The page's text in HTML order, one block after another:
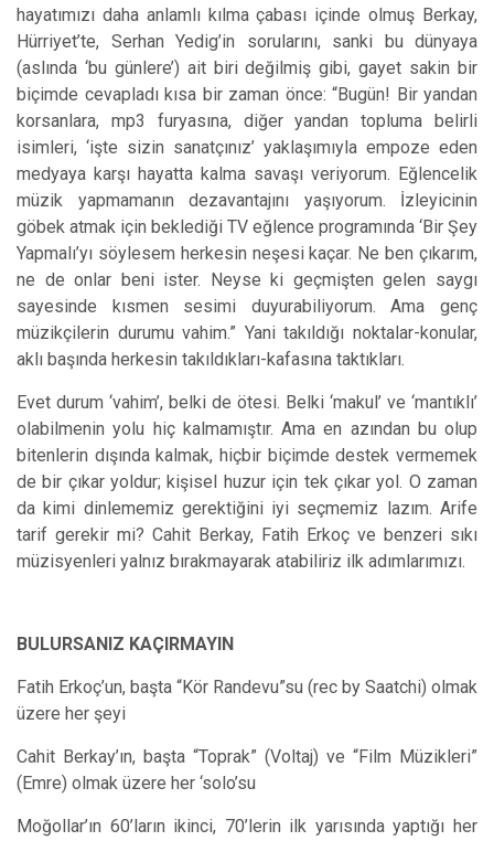
hayatımızı daha anlamlı kılma çabası içinde olmuş Berkay,
Hürriyet’te, Serhan Yedig’in sorularını, sanki bu dünyaya
(aslında ‘bu günlere’) ait biri değilmiş gibi, gayet sakin bir
biçimde cevapladı kısa bir zaman önce: “Bugün! Bir yandan
korsanlara, mp3 furyasına, diğer yandan topluma belirli
isimleri, ‘işte sizin sanatçınız’ yaklaşımıyla empoze eden
medyaya karşı hayatta kalma savaşı veriyorum. Eğlencelik
müzik yapmamanın dezavantajını yaşıyorum. İzleyicinin
göbek atmak için beklediği TV eğlence programında ‘Bir Şey
Yapmalı’yı söylesem herkesin neşesi kaçar. Ne ben çıkarım,
ne de onlar beni ister. Neyse ki geçmişten gelen saygı
sayesinde kısmen sesimi duyurabiliyorum. Ama genç
müzikçilerin durumu vahim.” Yani takıldığı noktalar-konular,
aklı başında herkesin takıldıkları-kafasına taktıkları.
Evet durum ‘vahim’, belki de ötesi. Belki ‘makul’ ve ‘mantıklı’
olabilmenin yolu hiç kalmamıştır. Ama en azından bu olup
bitenlerin dışında kalmak, hiçbir biçimde destek vermemek
de bir çıkar yoldur; kişisel huzur için tek çıkar yol. O zaman
da kimi dinlememiz gerektiğini iyi seçmemiz lazım. Arife
tarif gerekir mi? Cahit Berkay, Fatih Erkoç ve benzeri sıkı
müzisyenleri yalnız bırakmayarak atabiliriz ilk adımlarımızı.
BULURSANIZ KAÇIRMAYIN
Fatih Erkoç’un, başta “Kör Randevu”su (rec by Saatchi) olmak
üzere her şeyi
Cahit Berkay’ın, başta “Toprak” (Voltaj) ve “Film Müzikleri”
(Emre) olmak üzere her ‘solo’su
Moğollar’ın 60’ların ikinci, 70’lerin ilk yarısında yaptığı her